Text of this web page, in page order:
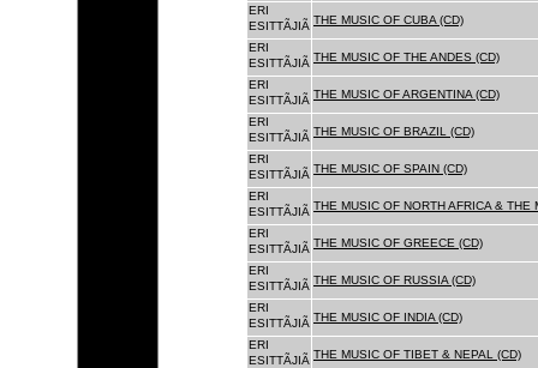
ERI
ESITTÃJIÃ THE MUSIC OF CUBA (CD)
ERI
ESITTÃJIÃ THE MUSIC OF THE ANDES (CD)
ERI
ESITTÃJIÃ THE MUSIC OF ARGENTINA (CD)
ERI
ESITTÃJIÃ THE MUSIC OF BRAZIL (CD)
ERI
ESITTÃJIÃ THE MUSIC OF SPAIN (CD)
ERI
ESITTÃJIÃ THE MUSIC OF NORTH AFRICA & THE
ERI
ESITTÃJIÃ THE MUSIC OF GREECE (CD)
ERI
ESITTÃJIÃ THE MUSIC OF RUSSIA (CD)
ERI
ESITTÃJIÃ THE MUSIC OF INDIA (CD)
ERI
ESITTÃJIÃ THE MUSIC OF TIBET & NEPAL (CD)